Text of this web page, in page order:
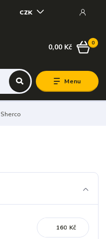
Menu
CZK
0
0,00 Kč
Sherco
Kč